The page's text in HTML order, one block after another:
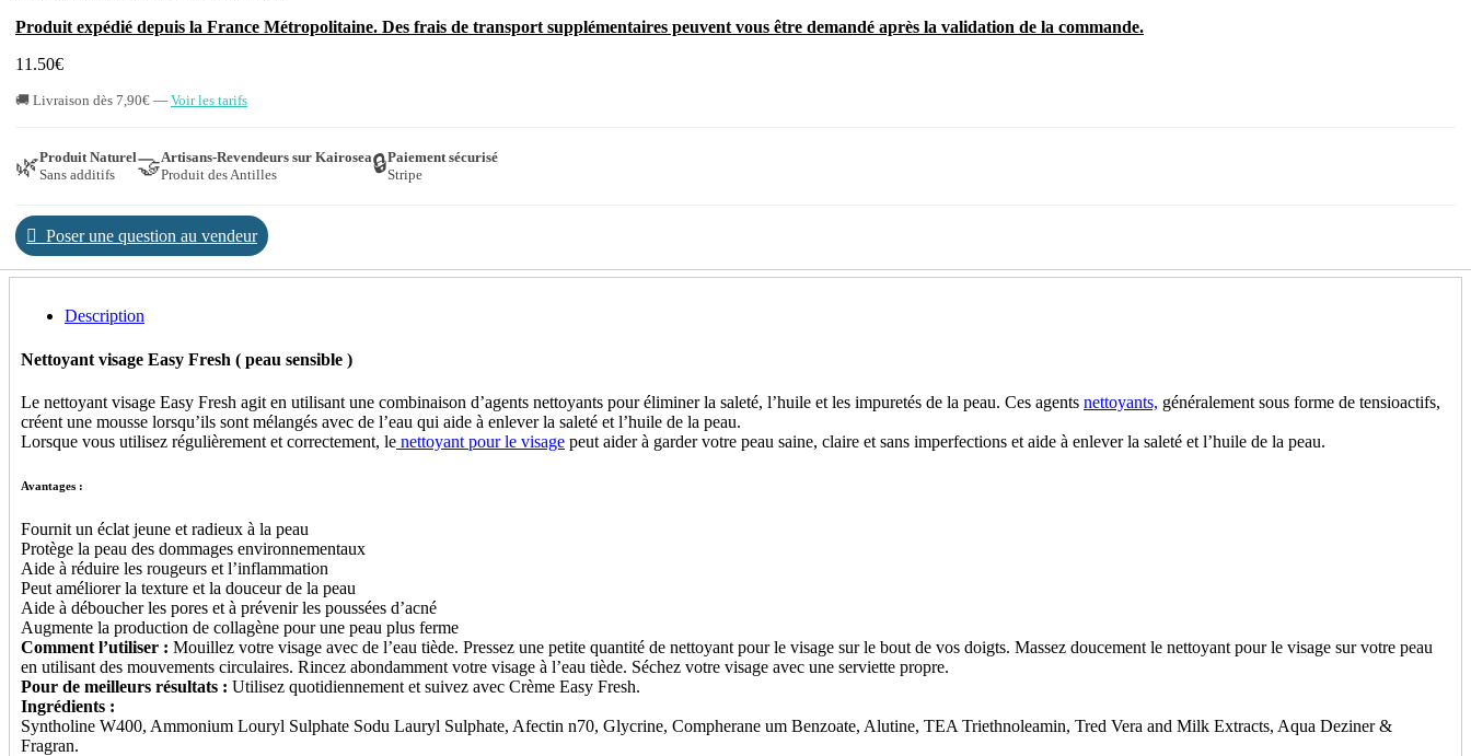
Produit expédié depuis la France Métropolitaine. Des frais de transport supplémentaires peuvent vous être demandé après la validation de la commande.
11.50€
🚚 Livraison dès 7,90€ — Voir les tarifs
🌿Produit Naturel
Sans additifs
🤝Artisans-Revendeurs sur Kairosea
Produit des Antilles
🔒Paiement sécurisé
Stripe
Poser une question au vendeur
Description
Nettoyant visage Easy Fresh ( peau sensible )
Le nettoyant visage Easy Fresh agit en utilisant une combinaison d’agents nettoyants pour éliminer la saleté, l’huile et les impuretés de la peau. Ces agents nettoyants, généralement sous forme de tensioactifs,
créent une mousse lorsqu’ils sont mélangés avec de l’eau qui aide à enlever la saleté et l’huile de la peau.
Lorsque vous utilisez régulièrement et correctement, le nettoyant pour le visage peut aider à garder votre peau saine, claire et sans imperfections et aide à enlever la saleté et l’huile de la peau.
Avantages :
Fournit un éclat jeune et radieux à la peau
Protège la peau des dommages environnementaux
Aide à réduire les rougeurs et l’inflammation
Peut améliorer la texture et la douceur de la peau
Aide à déboucher les pores et à prévenir les poussées d’acné
Augmente la production de collagène pour une peau plus ferme
Comment l’utiliser : Mouillez votre visage avec de l’eau tiède. Pressez une petite quantité de nettoyant pour le visage sur le bout de vos doigts. Massez doucement le nettoyant pour le visage sur votre peau
en utilisant des mouvements circulaires. Rincez abondamment votre visage à l’eau tiède. Séchez votre visage avec une serviette propre.
Pour de meilleurs résultats : Utilisez quotidiennement et suivez avec Crème Easy Fresh.
Ingrédients :
Syntholine W400, Ammonium Louryl Sulphate Sodu Lauryl Sulphate, Afectin n70, Glycrine, Compherane um Benzoate, Alutine, TEA Triethnoleamin, Tred Vera and Milk Extracts, Aqua Deziner &
Fragran.